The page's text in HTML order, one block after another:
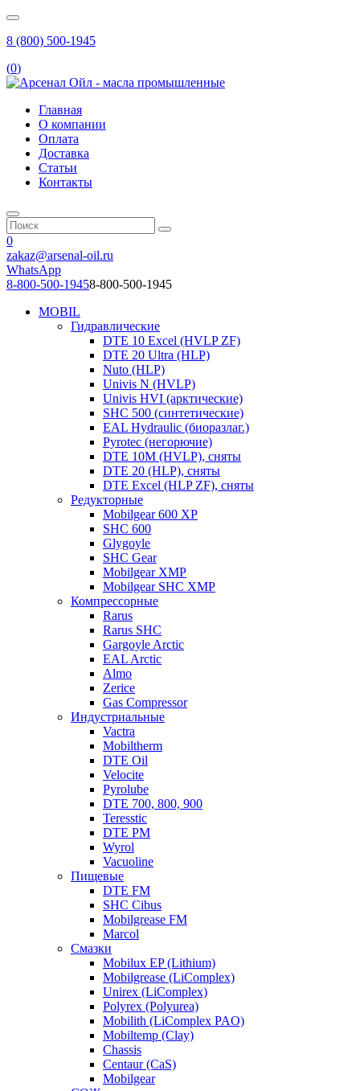
8 (800) 500-1945
(0)
Главная
О компании
Оплата
Доставка
Статьи
Контакты
0
zakaz@arsenal-oil.ru
WhatsApp
8-800-500-19458-800-500-1945
MOBIL
Гидравлические
DTE 10 Excel (HVLP ZF)
DTE 20 Ultra (HLP)
Nuto (HLP)
Univis N (HVLP)
Univis HVI (арктические)
SHC 500 (синтетические)
EAL Hydraulic (биоразлаг.)
Pyrotec (негорючие)
DTE 10M (HVLP), сняты
DTE 20 (HLP), сняты
DTE Excel (HLP ZF), сняты
Редукторные
Mobilgear 600 XP
SHC 600
Glygoyle
SHC Gear
Mobilgear XMP
Mobilgear SHC XMP
Компрессорные
Rarus
Rarus SHC
Gargoyle Arctic
EAL Arctic
Almo
Zerice
Gas Compressor
Индустриальные
Vactra
Mobiltherm
DTE Oil
Velocite
Pyrolube
DTE 700, 800, 900
Teresstic
DTE PM
Wyrol
Vacuoline
Пищевые
DTE FM
SHC Cibus
Mobilgrease FM
Marcol
Смазки
Mobilux EP (Lithium)
Mobilgrease (LiComplex)
Unirex (LiComplex)
Polyrex (Polyurea)
Mobilith (LiComplex PAO)
Mobiltemp (Clay)
Chassis
Centaur (CaS)
Mobilgear